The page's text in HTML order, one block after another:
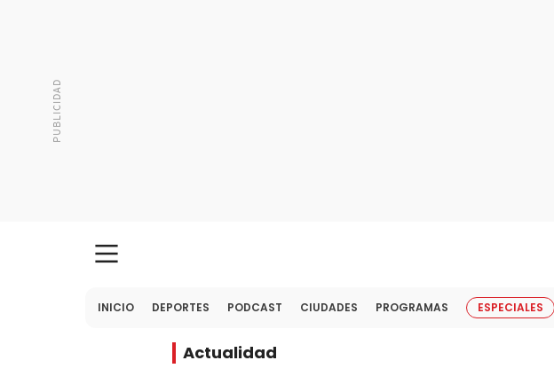
INICIO DEPORTES PODCAST CIUDADES PROGRAMAS ESPECIALES
Actualidad